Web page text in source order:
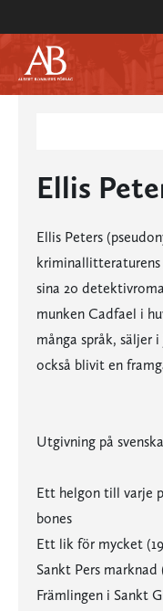
Ellis
Ellis Peters
sina 20
munken Cadfael i
många språk, säljer
också blivit en
Utgivning på
Ett helgon till varje
bones
Ett lik för mycket
Sankt Pers marknad
Främlingen i Sankt